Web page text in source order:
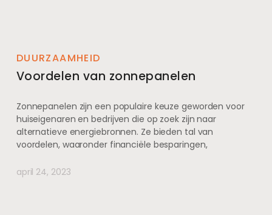
DUURZAAMHEID
Voordelen van zonnepanelen
Zonnepanelen zijn een populaire keuze geworden voor
huiseigenaren en bedrijven die op zoek zijn naar
alternatieve energiebronnen. Ze bieden tal van
voordelen, waaronder financiële besparingen,
april 24, 2023